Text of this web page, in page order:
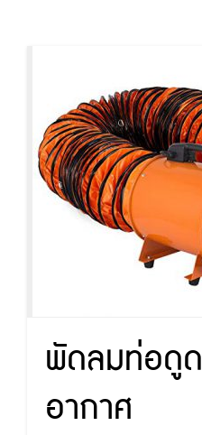
พัดลมท่อดูด
อากาศ